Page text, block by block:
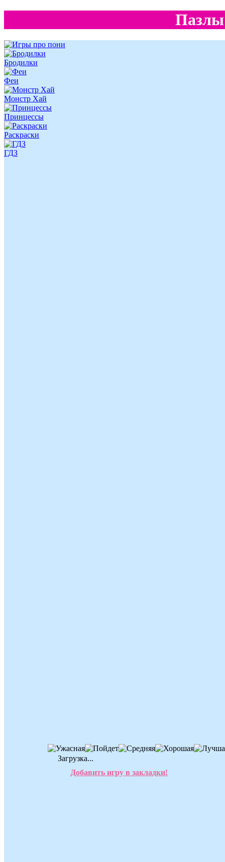
Бродилки
Феи
Монстр Хай
Принцессы
Раскраски
ГДЗ
Загрузка...
Добавить игру в закладки!